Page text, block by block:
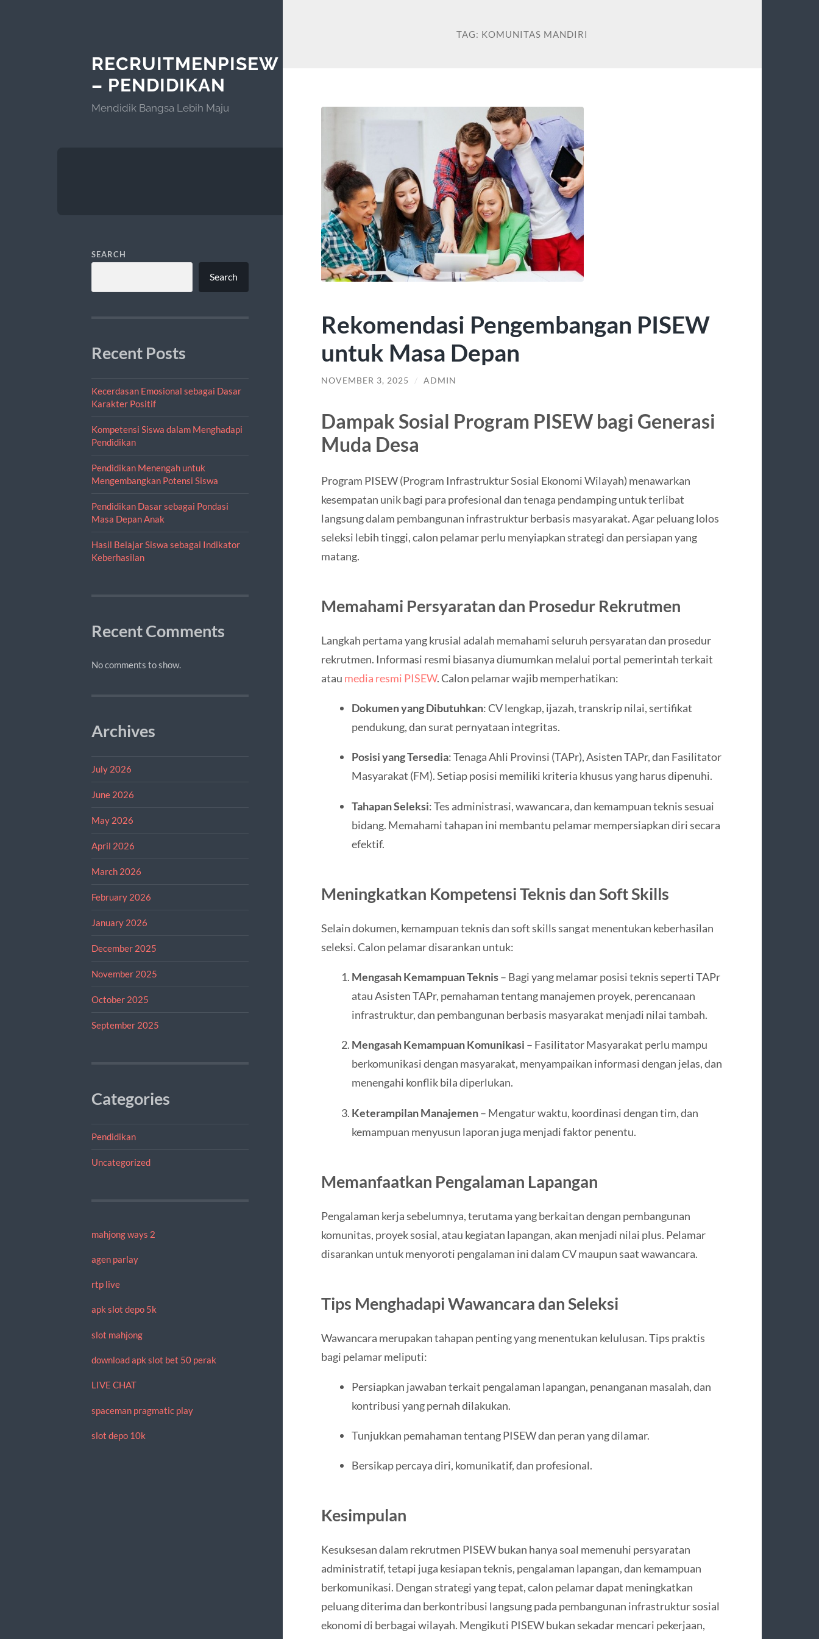
RECRUITMENPISEW
– PENDIDIKAN
Mendidik Bangsa Lebih Maju
SEARCH
Search
Recent Posts
Kecerdasan Emosional sebagai Dasar
Karakter Positif
Kompetensi Siswa dalam Menghadapi
Pendidikan
Pendidikan Menengah untuk
Mengembangkan Potensi Siswa
Pendidikan Dasar sebagai Pondasi
Masa Depan Anak
Hasil Belajar Siswa sebagai Indikator
Keberhasilan
Recent Comments
No comments to show.
Archives
July 2026
June 2026
May 2026
April 2026
March 2026
February 2026
January 2026
December 2025
November 2025
October 2025
September 2025
Categories
Pendidikan
Uncategorized
mahjong ways 2
agen parlay
rtp live
apk slot depo 5k
slot mahjong
download apk slot bet 50 perak
LIVE CHAT
spaceman pragmatic play
slot depo 10k
TAG: KOMUNITAS MANDIRI
Rekomendasi Pengembangan PISEW
untuk Masa Depan
NOVEMBER 3, 2025 / ADMIN
Dampak Sosial Program PISEW bagi Generasi
Muda Desa
Program PISEW (Program Infrastruktur Sosial Ekonomi Wilayah) menawarkan
kesempatan unik bagi para profesional dan tenaga pendamping untuk terlibat
langsung dalam pembangunan infrastruktur berbasis masyarakat. Agar peluang lolos
seleksi lebih tinggi, calon pelamar perlu menyiapkan strategi dan persiapan yang
matang.
Memahami Persyaratan dan Prosedur Rekrutmen
Langkah pertama yang krusial adalah memahami seluruh persyaratan dan prosedur
rekrutmen. Informasi resmi biasanya diumumkan melalui portal pemerintah terkait
atau media resmi PISEW. Calon pelamar wajib memperhatikan:
Dokumen yang Dibutuhkan: CV lengkap, ijazah, transkrip nilai, sertifikat
pendukung, dan surat pernyataan integritas.
Posisi yang Tersedia: Tenaga Ahli Provinsi (TAPr), Asisten TAPr, dan Fasilitator
Masyarakat (FM). Setiap posisi memiliki kriteria khusus yang harus dipenuhi.
Tahapan Seleksi: Tes administrasi, wawancara, dan kemampuan teknis sesuai
bidang. Memahami tahapan ini membantu pelamar mempersiapkan diri secara
efektif.
Meningkatkan Kompetensi Teknis dan Soft Skills
Selain dokumen, kemampuan teknis dan soft skills sangat menentukan keberhasilan
seleksi. Calon pelamar disarankan untuk:
Mengasah Kemampuan Teknis– Bagi yang melamar posisi teknis seperti TAPr
atau Asisten TAPr, pemahaman tentang manajemen proyek, perencanaan
infrastruktur, dan pembangunan berbasis masyarakat menjadi nilai tambah.
Mengasah Kemampuan Komunikasi – Fasilitator Masyarakat perlu mampu
berkomunikasi dengan masyarakat, menyampaikan informasi dengan jelas, dan
menengahi konflik bila diperlukan.
Keterampilan Manajemen– Mengatur waktu, koordinasi dengan tim, dan
kemampuan menyusun laporan juga menjadi faktor penentu.
Memanfaatkan Pengalaman Lapangan
Pengalaman kerja sebelumnya, terutama yang berkaitan dengan pembangunan
komunitas, proyek sosial, atau kegiatan lapangan, akan menjadi nilai plus. Pelamar
disarankan untuk menyoroti pengalaman ini dalam CV maupun saat wawancara.
Tips Menghadapi Wawancara dan Seleksi
Wawancara merupakan tahapan penting yang menentukan kelulusan. Tips praktis
bagi pelamar meliputi:
Persiapkan jawaban terkait pengalaman lapangan, penanganan masalah, dan
kontribusi yang pernah dilakukan.
Tunjukkan pemahaman tentang PISEW dan peran yang dilamar.
Bersikap percaya diri, komunikatif, dan profesional.
Kesimpulan
Kesuksesan dalam rekrutmen PISEW bukan hanya soal memenuhi persyaratan
administratif, tetapi juga kesiapan teknis, pengalaman lapangan, dan kemampuan
berkomunikasi. Dengan strategi yang tepat, calon pelamar dapat meningkatkan
peluang diterima dan berkontribusi langsung pada pembangunan infrastruktur sosial
ekonomi di berbagai wilayah. Mengikuti PISEW bukan sekadar mencari pekerjaan,